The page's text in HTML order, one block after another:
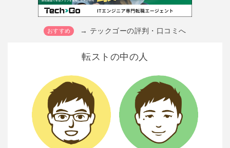
→ テックゴーの評判・口コミへ
転ストの中の人